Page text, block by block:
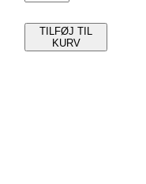
TILFØJ TIL
KURV